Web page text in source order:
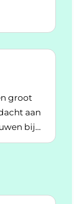
- voor
groot
aan
bij
bij MS